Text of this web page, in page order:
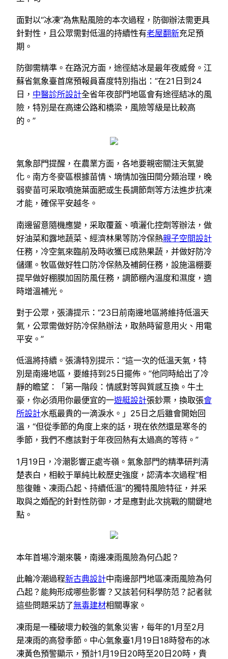
面對以“冰凍”為焦點風險的本次過程，防御辦法需更具
針對性，且公眾需對低溫的持續性有老屋翻新充足預
期。
防御需精準。在路況方面，途徑結冰是最年夜威脅。江
蘇省氣象臺首席預報員喜度特別指出：“在21日到24
日， 中醫診所設計全省年夜部門地區會有途徑結冰的風
險，特別是在高速公路和橋梁，風險等級是比較高
的。”
氣象部門提醒，在農業方面，各地要親密關注天氣變
化。南方冬麥區根據苗情、墑情加強田間分類治理，晚
弱麥苗可采取噴施葉面肥或生長調節劑等方法進步抗凍
才能，確保平安越冬。
南邊留意隨機應變，采取覆蓋、噴灑化控劑等辦法，做
好油菜和露地蔬菜、經濟林果等防冷保熱親子空間設計
任務，冷空氣來臨前及時收獲已成熟果蔬，并做好防冷
儲運。牧區做好牲口防冷保熱及補飼任務，設施溫棚要
提早做好棚膜加固防風任務，調節棚內溫度和濕度，適
時增溫補光。
對于公眾，張濤提示：“23日前南邊地區將維持低溫天
氣，公眾需做好防冷保熱辦法，取熱時留意用火、用電
平安。”
低溫將持續。張濤特別提示：“這一次的低溫天氣，特
別是南邊地區，要維持到25日擺佈。”他同時給出了冷
靜的瞻望：「第一階段：情感對等與質感互換。牛土
豪，你必須用你最便宜的一遊艇設計張鈔票，換取張會
所設計水瓶最貴的一滴淚水。」25日之后雖會開始回
溫，“但從季節的角度上來的話，現在依然還是寒冬的
季節，我們不應該對于年夜回熱有太過高的等待。”
1月19日，冷潮影響正處岑嶺。氣象部門的精準研判清
楚表白，相較于單純比較歷史強度，認清本次過程“相
態復雜、凍雨凸起、持續低溫”的獨特風險特征，并采
取與之婚配的針對性防御，才是應對此次挑戰的關鍵地
點。
本年首場冷潮來襲，南邊凍雨風險為何凸起？
此輪冷潮過程新古典設計中南邊部門地區凍雨風險為何
凸起？能夠形成哪些影響？又該若何科學防范？記者就
這些問題采訪了無毒建材相關專家。
凍雨是一種破壞力較強的氣象災害，每年的1月至2月
是凍雨的高發季節。中心氣象臺1月19日18時發布的冰
凍黃色預警顯示，預計1月19日20時至20日20時，貴